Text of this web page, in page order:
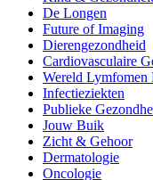
De Longen
Future of Imaging
Dierengezondheid
Cardiovasculaire
Wereld Lymfomen
Infectieziekten
Publieke
Jouw Buik
Zicht & Gehoor
Dermatologie
Oncologie